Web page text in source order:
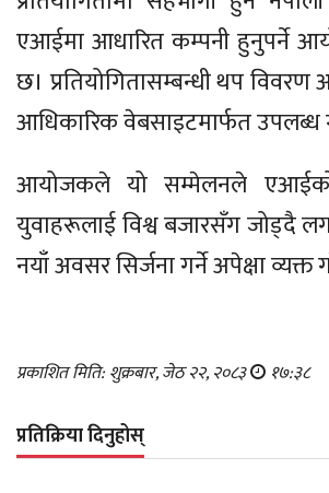
एआईमा आधारित कम्पनी हुनुपर्ने
छ। प्रतियोगितासम्बन्धी थप
आधिकारिक वेबसाइटमार्फत उपलब्ध
आयोजकले यो सम्मेलनले
युवाहरूलाई विश्व बजारसँग जोड्दै
नयाँ अवसर सिर्जना गर्ने अपेक्षा व्यक्त
प्रकाशित मिति: शुक्रबार, जेठ २२, २०८३ १७:३८
प्रतिक्रिया दिनुहोस्